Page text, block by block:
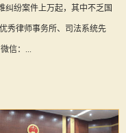
纠纷案件上万起，其中不乏国
秀律师事务所、司法系统先
信：...